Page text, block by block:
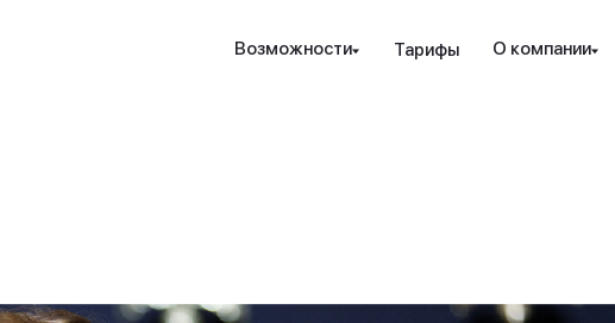
Возможности
Торговые идеи Аналитика PRO
Тарифы О компании
Страхование счетов
Наведите камеру телефона на QR-код,
чтобы скачать мобильное приложение.